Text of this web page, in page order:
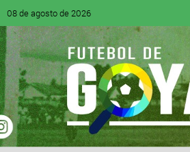
08 de agosto de 2026